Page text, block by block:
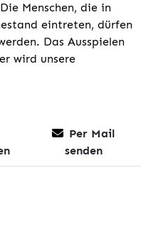
Menschen, die in
eintreten, dürfen
Das Ausspielen
wird unsere
Per Mail
senden